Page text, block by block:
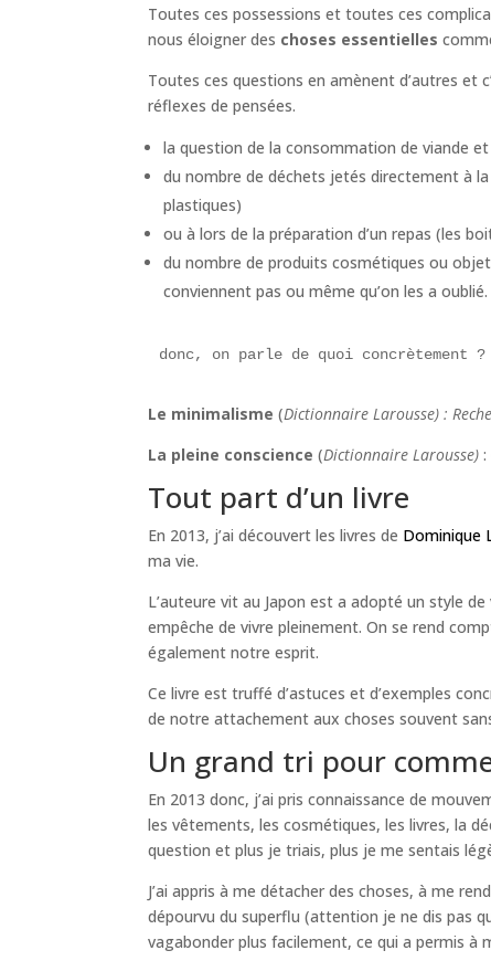
Toutes ces possessions et toutes ces
nous éloigner des choses essentielles
Toutes ces questions en amènent d’autres et
réflexes de pensées.
la question de la consommation de viande
du nombre de déchets jetés directement à
plastiques)
ou à lors de la préparation d’un repas (les
du nombre de produits cosmétiques ou
conviennent pas ou même qu’on les a oublié.
donc, on parle de quoi concrètement ?
Le minimalisme (Dictionnaire Larousse) :
La pleine conscience (Dictionnaire Larousse) :
Tout part d’un livre
En 2013, j’ai découvert les livres de Dominique
ma vie.
L’auteure vit au Japon est a adopté un style
empêche de vivre pleinement. On se rend
également notre esprit.
Ce livre est truffé d’astuces et d’exemples
de notre attachement aux choses souvent
Un grand tri pour
En 2013 donc, j’ai pris connaissance de
les vêtements, les cosmétiques, les livres, la
question et plus je triais, plus je me sentais
J’ai appris à me détacher des choses, à me
dépourvu du superflu (attention je ne dis pas
vagabonder plus facilement, ce qui a permis